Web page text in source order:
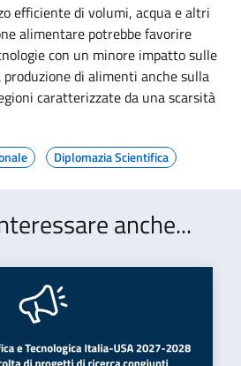
efficiente di volumi, acqua e altri
alimentare potrebbe favorire
con un minore impatto sulle
di alimenti anche sulla
caratterizzate da una scarsità
Diplomazia Scientifica
anche...